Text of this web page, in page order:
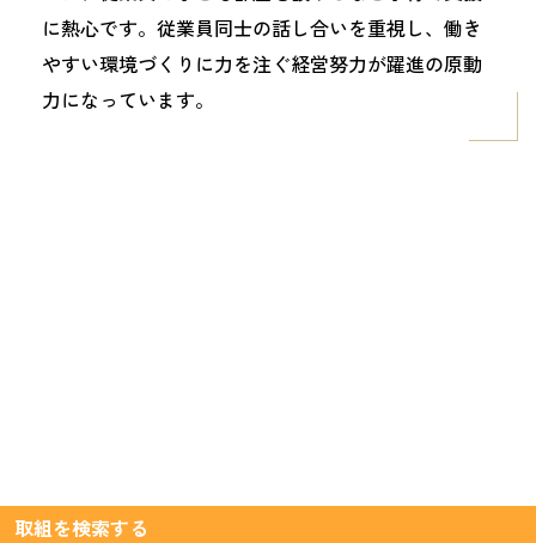
に熱心です。従業員同士の話し合いを重視し、働き
やすい環境づくりに力を注ぐ経営努力が躍進の原動
力になっています。
取組を検索する